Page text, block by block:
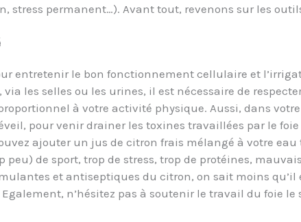
stress permanent…).Avant tout, revenons sur les
entretenir le bon fonctionnement cellulaire et
les selles ou les urines, il est nécessaire de
proportionnel à votre activité physique. Aussi, dans
pour venir drainer les toxines travaillées par le foie
ajouter un jus de citron frais mélangé à votre eau
de sport, trop de stress, trop de protéines,
et antiseptiques du citron, on sait moins qu’il
n’hésitez pas à soutenir le travail du foie